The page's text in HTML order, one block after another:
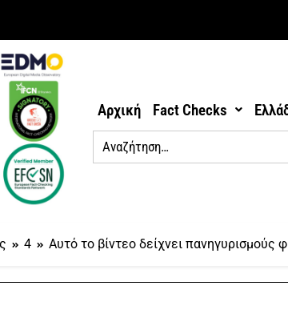
Αρχική Fact Checks
4 Αυτό το βίντεο δείχνει